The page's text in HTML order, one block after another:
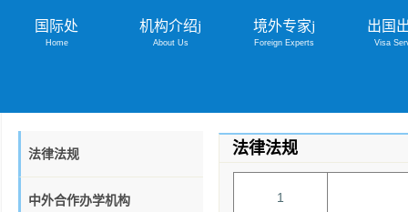
国际处
Home
机构介绍j
About Us
境外专家j
Foreign Experts
出国
Visa
法律法规
中外合作办学机构
法律法规
1